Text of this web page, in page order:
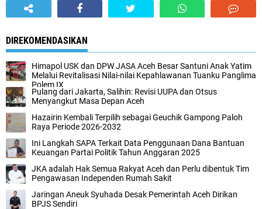
DIREKOMENDASIKAN
Himapol USK dan DPW JASA Aceh Besar Santuni Anak Yatim
Melalui Revitalisasi Nilai-nilai Kepahlawanan Tuanku Panglima
Polem IX
Pulang dari Jakarta, Salihin: Revisi UUPA dan Otsus
Menyangkut Masa Depan Aceh
Hazairin Kembali Terpilih sebagai Geuchik Gampong Paloh
Raya Periode 2026-2032
Ini Langkah SAPA Terkait Data Penggunaan Dana Bantuan
Keuangan Partai Politik Tahun Anggaran 2025
JKA adalah Hak Semua Rakyat Aceh dan Perlu dibentuk Tim
Pengawasan Independen Rumah Sakit
Jaringan Aneuk Syuhada Desak Pemerintah Aceh Dirikan
BPJS Sendiri